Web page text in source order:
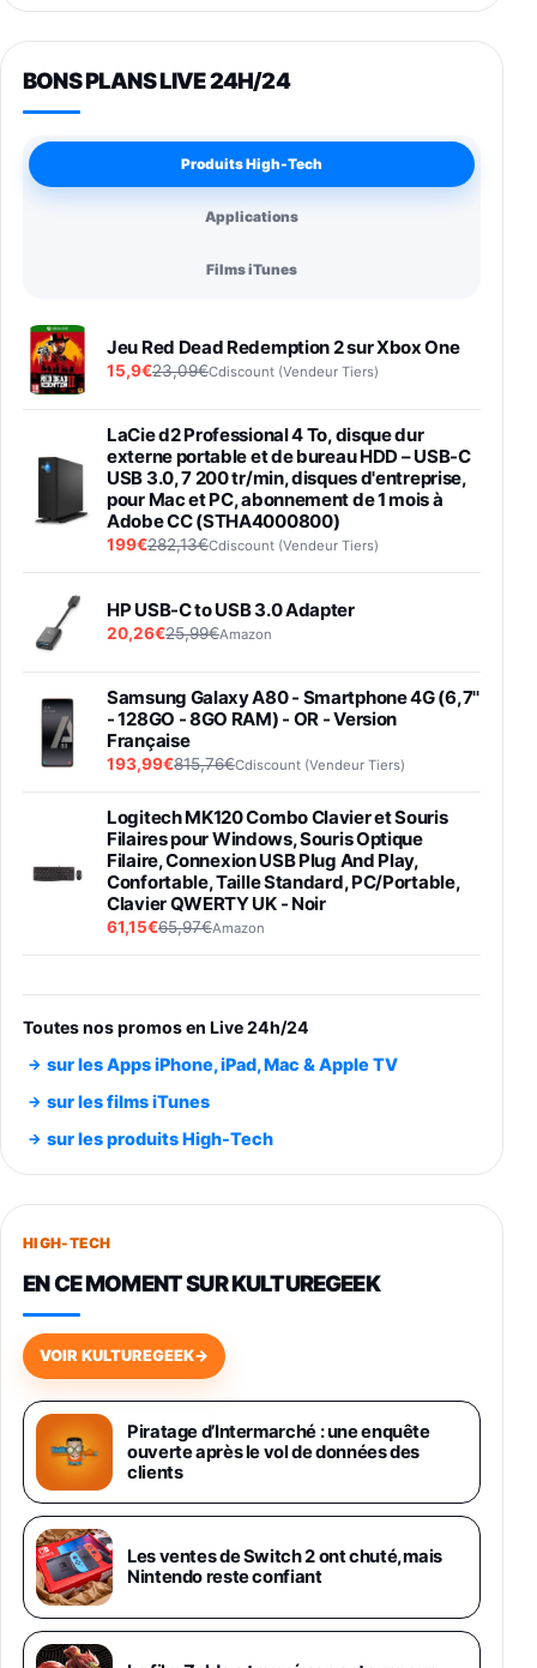
BONS PLANS LIVE 24H/24
Produits High-Tech
Applications
Films iTunes
Jeu Red Dead Redemption 2 sur Xbox One
15,9€23,09€Cdiscount (Vendeur Tiers)
LaCie d2 Professional 4 To, disque dur
externe portable et de bureau HDD – USB-C
USB 3.0, 7 200 tr/min, disques d'entreprise,
pour Mac et PC, abonnement de 1 mois à
Adobe CC (STHA4000800)
199€282,13€Cdiscount (Vendeur Tiers)
HP USB-C to USB 3.0 Adapter
20,26€25,99€Amazon
Samsung Galaxy A80 - Smartphone 4G (6,7''
- 128GO - 8GO RAM) - OR - Version
Française
193,99€815,76€Cdiscount (Vendeur Tiers)
Logitech MK120 Combo Clavier et Souris
Filaires pour Windows, Souris Optique
Filaire, Connexion USB Plug And Play,
Confortable, Taille Standard, PC/Portable,
Clavier QWERTY UK - Noir
61,15€65,97€Amazon
entraénement direct 3 vitesses (33-45-78
trs/min) avec pre-ampli intégré et port USB
Smartphone SAMSUNG Galaxy S26 Ultra
891,99€1199€Fnac (Vendeur Tiers)
Smartphone SAMSUNG Galaxy S26+ Violet
749,99€
648,63€834,71€
Samsung Galaxy Miracle Ultra, Smartphone
Android 5G avec Galaxy AI, 512 Go,
Chargeur Secteur Rapide 25W Inclus,
Smartphone déverrouillé, Noir, Version FR
1019€
Galaxy S26 Ultra 512 Go Bleu
1019€1399€ Fnac (Vendeur Tiers)
Galaxy S26 Ultra 256 Go Violet
Toutes nos promos en Live 24h/24
sur les Apps iPhone, iPad, Mac & Apple TV
sur les films iTunes
sur les produits High-Tech
HIGH-TECH
EN CE MOMENT SUR KULTUREGEEK
VOIR KULTUREGEEK→
Piratage d’Intermarché : une enquête
ouverte après le vol de données des
clients
Les ventes de Switch 2 ont chuté, mais
Nintendo reste confiant